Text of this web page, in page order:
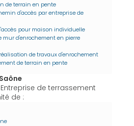
de terrain en pente
d'accès par entreprise de
pour maison individuelle
mur d'enrochement en pierre
de travaux d'enrochement
de terrain en pente
de terrassement
de :